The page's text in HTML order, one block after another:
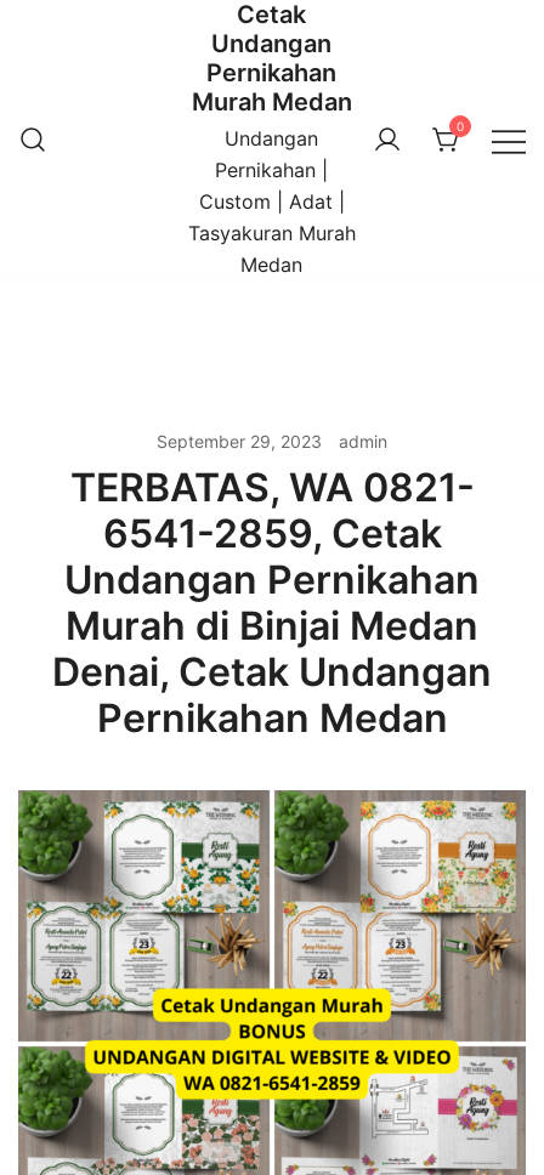
Cetak
Undangan
Pernikahan
Murah Medan
Undangan
Pernikahan |
Custom | Adat |
Tasyakuran Murah
Medan
0
September 29, 2023 admin
TERBATAS, WA 0821-
6541-2859, Cetak
Undangan Pernikahan
Murah di Binjai Medan
Denai, Cetak Undangan
Pernikahan Medan